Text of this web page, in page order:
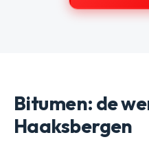
Bitumen: de
Haaksbergen